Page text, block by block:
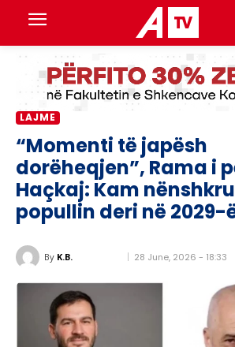
LAJME
“Momenti të japësh
dorëheqjen”, Rama i
Haçkaj: Kam
popullin deri në 2029-
By K.B. 28 June, 2026 - 18:33